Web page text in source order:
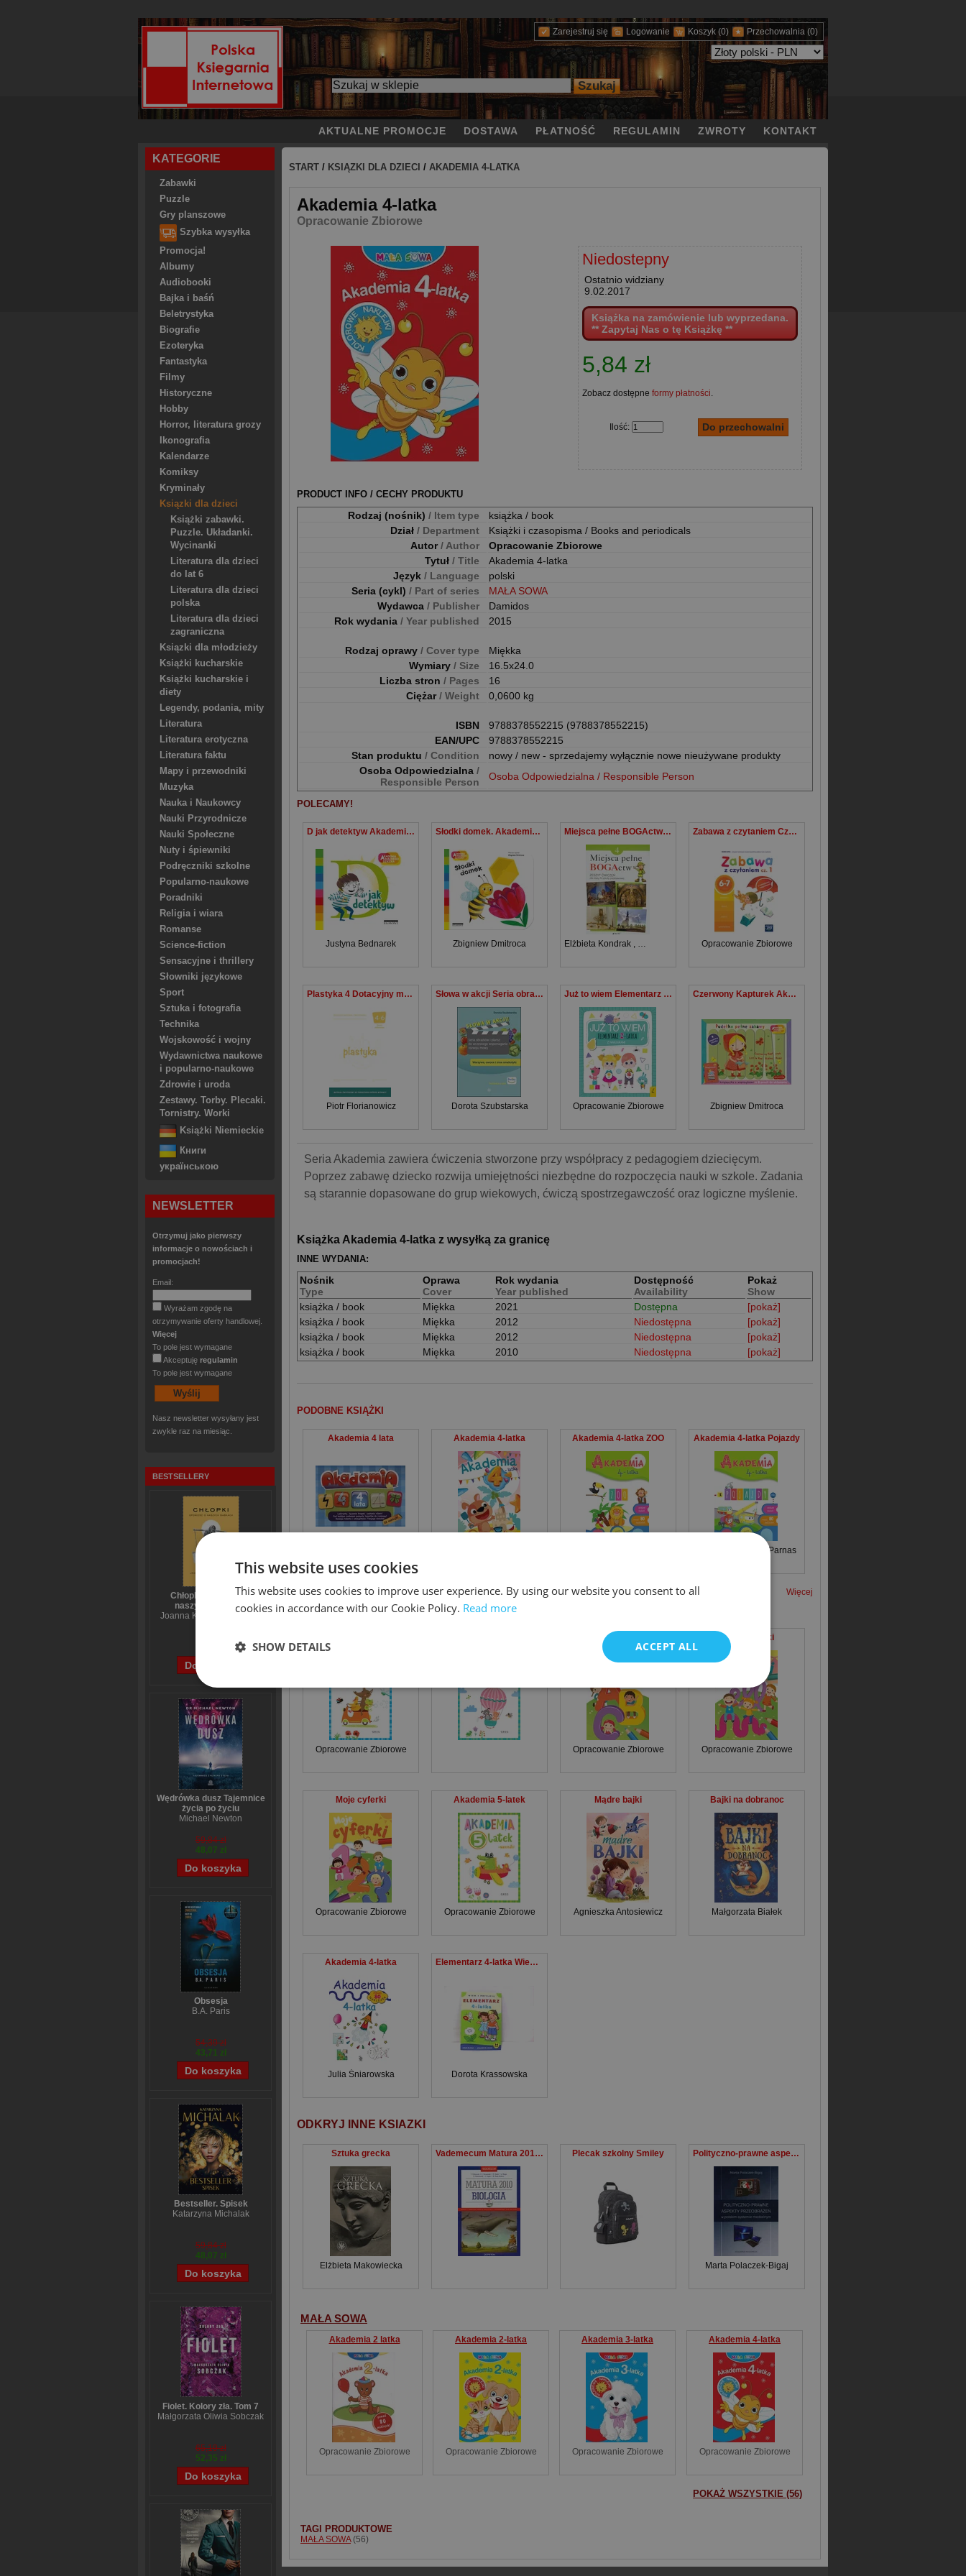
Zarejestruj się Logowanie Koszyk (0) Przechowalnia (0)
AKTUALNE PROMOCJE DOSTAWA PŁATNOŚĆ REGULAMIN ZWROTY KONTAKT
KATEGORIE
Zabawki
Puzzle
Gry planszowe
Szybka wysyłka
Promocja!
Albumy
Audiobooki
Bajka i baśń
Beletrystyka
Biografie
Ezoteryka
Fantastyka
Filmy
Historyczne
Hobby
Horror, literatura grozy
Ikonografia
Kalendarze
Komiksy
Kryminały
Ksiązki dla dzieci
Książki zabawki.
Puzzle. Układanki.
Wycinanki
Literatura dla dzieci
do lat 6
Literatura dla dzieci
polska
Literatura dla dzieci
zagraniczna
Ksiązki dla młodzieży
Książki kucharskie
Książki kucharskie i
diety
Legendy, podania, mity
Literatura
Literatura erotyczna
Literatura faktu
Mapy i przewodniki
Muzyka
Nauka i Naukowcy
Nauki Przyrodnicze
Nauki Społeczne
Nuty i śpiewniki
Podręczniki szkolne
Popularno-naukowe
Poradniki
Religia i wiara
Romanse
Science-fiction
Sensacyjne i thrillery
Słowniki językowe
Sport
Sztuka i fotografia
Technika
Wojskowość i wojny
Wydawnictwa naukowe
i popularno-naukowe
Zdrowie i uroda
Zestawy. Torby. Plecaki.
Tornistry. Worki
Książki Niemieckie
Книги
українською
NEWSLETTER
Otrzymuj jako pierwszy
informacje o nowościach i
promocjach!
Email:
Wyrażam zgodę na
otrzymywanie oferty handlowej.
Więcej
To pole jest wymagane
Akceptuję regulamin
To pole jest wymagane
Nasz newsletter wysyłany jest
zwykle raz na miesiąc.
BESTSELLERY
Chłopki Opowieść o
naszych babkach
Joanna Kuciel-Frydryszak
70,44 zł
Wędrówka dusz Tajemnice
życia po życiu
Michael Newton
59,84 zł
48,07 zł
Obsesja
B.A. Paris
54,39 zł
43,71 zł
Bestseller. Spisek
Katarzyna Michalak
59,84 zł
48,07 zł
Fiolet. Kolory zła. Tom 7
Małgorzata Oliwia Sobczak
65,19 zł
52,35 zł
START / KSIĄZKI DLA DZIECI / AKADEMIA 4-LATKA
Akademia 4-latka
Opracowanie Zbiorowe
Niedostepny
Ostatnio widziany
9.02.2017
Książka na zamówienie lub wyprzedana.
** Zapytaj Nas o tę Książkę **
5,84 zł
Zobacz dostępne formy płatności.
Ilość:
PRODUCT INFO / CECHY PRODUKTU
Rodzaj (nośnik) / Item type
książka / book
Dział / Department
Książki i czasopisma / Books and periodicals
Autor/ Author
Opracowanie Zbiorowe
Tytuł / Title
Akademia 4-latka
Język / Language
polski
Seria (cykl) / Part of series
MAŁA SOWA
Wydawca / Publisher
Damidos
Rok wydania / Year published 2015
Rodzaj oprawy / Cover type
Miękka
Wymiary / Size
16.5x24.0
Liczba stron / Pages
16
Ciężar/ Weight 0,0600 kg
ISBN
9788378552215 (9788378552215)
EAN/UPC
9788378552215
Stan produktu / Condition
nowy / new - sprzedajemy wyłącznie nowe nieużywane produkty
Osoba Odpowiedzialna /
Responsible Person
Osoba Odpowiedzialna / Responsible Person
POLECAMY!
D jak detektyw Akademia Mądrego Dziecka Literkowe przedszkole
Justyna Bednarek
Słodki domek. Akademia mądrego dziecka. A to ciekawe
Zbigniew Dmitroca
Miejsca pełne BOGActw 4 Religia Zeszyt ćwiczeń Szkoła podstawowa
Elżbieta Kondrak , Ewelina Parszewska
Zabawa z czytaniem Część 1 6-7 lat Szkoła podstawowa
Opracowanie Zbiorowe
Plastyka 4 Dotacyjny materiał ćwiczeniowy Szkoła podstawowa
Piotr Florianowicz
Słowa w akcji Seria obrazków i plansz do wczesnego wspomagania rozwoju mowy Warzywa, owoce i inne smakołyki
Dorota Szubstarska
Już to wiem Elementarz 2-latka z naklejkami
Opracowanie Zbiorowe
Czerwony Kapturek Akademia mądrego dziecka Pudełko pełne zabawy
Zbigniew Dmitroca
Seria Akademia zawiera ćwiczenia stworzone przy współpracy z pedagogiem dziecięcym.
Poprzez zabawę dziecko rozwija umiejętności niezbędne do rozpoczęcia nauki w szkole. Zadania
są starannie dopasowane do grup wiekowych, ćwiczą spostrzegawczość oraz logiczne myślenie.
Książka Akademia 4-latka z wysyłką za granicę
INNE WYDANIA:
Nośnik
Type
Oprawa
Cover
Rok wydania
Year published
Dostępność
Availability
Pokaż
Show
książka / book
Miękka 2021 Dostępna
[pokaż]
książka / book
Miękka 2012 Niedostępna
[pokaż]
książka / book
Miękka 2012 Niedostępna
[pokaż]
książka / book
Miękka 2010 Niedostępna [pokaż]
PODOBNE KSIĄŻKI
Akademia 4 lata Akademia 4-latka Akademia 4-latka ZOO Akademia 4-latka Pojazdy
Ewa Gorzkowska-Parnas
Więcej
KLIENCI, KTÓRZY KUPILI TEN PRODUKT NABYLI RÓWNIEŻ
Opracowanie Zbiorowe
Moje literki
Opracowanie Zbiorowe
Moje szlaczki
Opracowanie Zbiorowe
Moje cyferki
Opracowanie Zbiorowe
Akademia 5-latek
Opracowanie Zbiorowe
Mądre bajki
Agnieszka Antosiewicz
Bajki na dobranoc
Małgorzata Białek
Akademia 4-latka
Julia Śniarowska
Elementarz 4-latka Wiem i potrafię
Dorota Krassowska
ODKRYJ INNE KSIAZKI
Sztuka grecka
Elżbieta Makowiecka
Vademecum Matura 2010 Biologia z płytą CD Szkoła ponadgimnazjalna Plecak szkolny Smiley Polityczno-prawne aspekty przeobrażeń w polskim systemie medialnym
Marta Polaczek-Bigaj
MAŁA SOWA
Akademia 2 latka
Opracowanie Zbiorowe
Akademia 2-latka
Opracowanie Zbiorowe
Akademia 3-latka
Opracowanie Zbiorowe
Akademia 4-latka
Opracowanie Zbiorowe
POKAŻ WSZYSTKIE (56)
TAGI PRODUKTOWE
MAŁA SOWA(56)
This website uses cookies
This website uses cookies to improve user experience. By using our website you consent to all
cookies in accordance with our Cookie Policy. Read more
ACCEPT ALL
SHOW DETAILS